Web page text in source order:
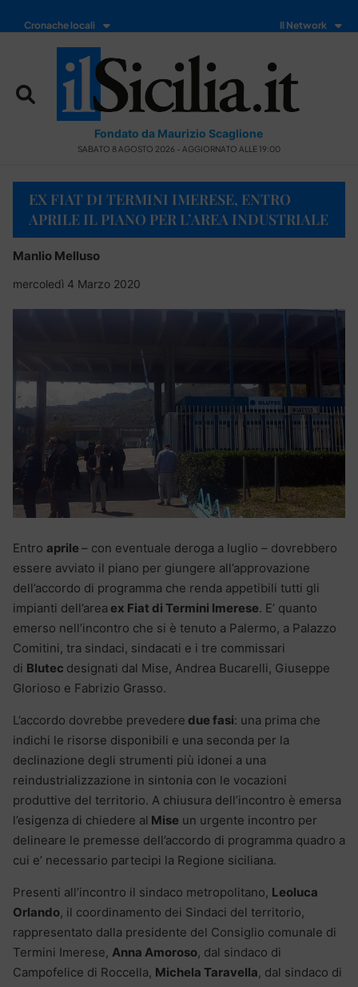
Cronache locali Il Network
Fondato da Maurizio Scaglione
SABATO 8 AGOSTO 2026 - AGGIORNATO ALLE 19:00
EX FIAT DI TERMINI IMERESE, ENTRO
APRILE IL PIANO PER L’AREA INDUSTRIALE
Manlio Melluso
mercoledì 4 Marzo 2020
Entro aprile – con eventuale deroga a luglio – dovrebbero
essere avviato il piano per giungere all’approvazione
dell’accordo di programma che renda appetibili tutti gli
impianti dell’area ex Fiat di Termini Imerese. E’ quanto
emerso nell’incontro che si è tenuto a Palermo, a Palazzo
Comitini, tra sindaci, sindacati e i tre commissari
di Blutec designati dal Mise, Andrea Bucarelli, Giuseppe
Glorioso e Fabrizio Grasso.
L’accordo dovrebbe prevedere due fasi: una prima che
indichi le risorse disponibili e una seconda per la
declinazione degli strumenti più idonei a una
reindustrializzazione in sintonia con le vocazioni
produttive del territorio. A chiusura dell’incontro è emersa
l’esigenza di chiedere al Mise un urgente incontro per
delineare le premesse dell’accordo di programma quadro a
cui e’ necessario partecipi la Regione siciliana.
Presenti all’incontro il sindaco metropolitano, Leoluca
Orlando, il coordinamento dei Sindaci del territorio,
rappresentato dalla presidente del Consiglio comunale di
Termini Imerese, Anna Amoroso, dal sindaco di
Campofelice di Roccella, Michela Taravella, dal sindaco di